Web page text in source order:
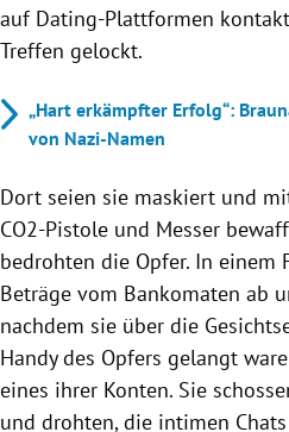
auf Dating-Plattformen
Treffen gelockt.
„Hart erkämpfter Erfolg“:
von Nazi-Namen
Dort seien sie maskiert und
CO2-Pistole und Messer
bedrohten die Opfer. In einem
Beträge vom Bankomaten ab
nachdem sie über die
Handy des Opfers gelangt
eines ihrer Konten. Sie
und drohten, die intimen